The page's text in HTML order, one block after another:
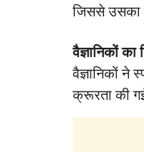
जिससे उसका
वैज्ञानिकों का
वैज्ञानिकों
क्रूरता की